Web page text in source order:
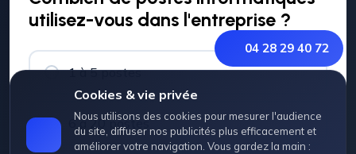
04 28 29 40 72
Cookies & vie privée
Nous utilisons des cookies pour mesurer l'audience
du site, diffuser nos publicités plus efficacement et
améliorer votre navigation. Vous gardez la main :
utilisez-vous dans l'entreprise ?
1 à 5 postes
6 à 20 postes